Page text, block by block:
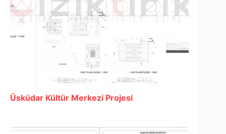
Üsküdar Kültür Merkezi Projesi